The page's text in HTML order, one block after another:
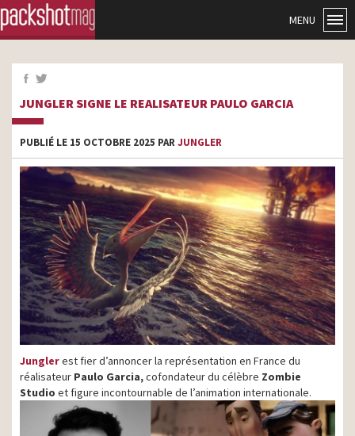
MENU
JUNGLER SIGNE LE REALISATEUR PAULO GARCIA
PUBLIÉ LE 15 OCTOBRE 2025 PARJUNGLER
Junglerest fier d’annoncer la représentation en France du
réalisateur Paulo Garcia,cofondateur du célèbre Zombie
Studio et figure incontournable de l’animation internationale.